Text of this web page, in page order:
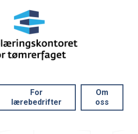
For
lærebedrifter
Om
oss